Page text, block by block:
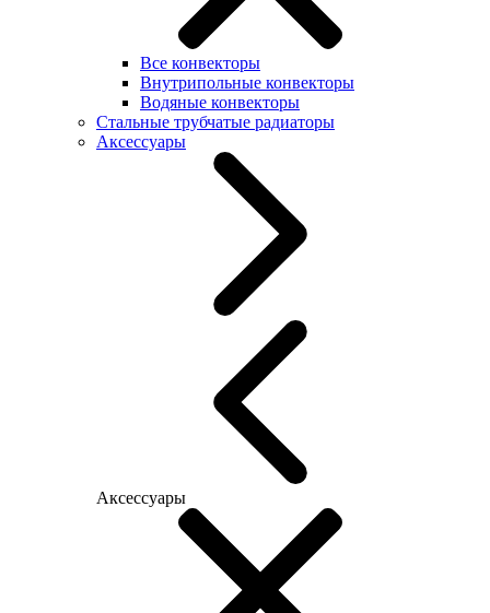
Все конвекторы
Внутрипольные конвекторы
Водяные конвекторы
Стальные трубчатые радиаторы
Аксессуары
Аксессуары